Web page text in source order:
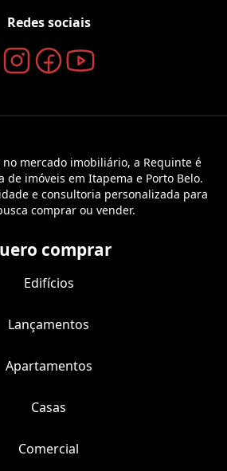
Redes sociais
no mercado imobiliário, a Requinte é
de imóveis em Itapema e Porto Belo.
e consultoria personalizada para
comprar ou vender.
comprar
Edifícios
Lançamentos
Apartamentos
Casas
Comercial